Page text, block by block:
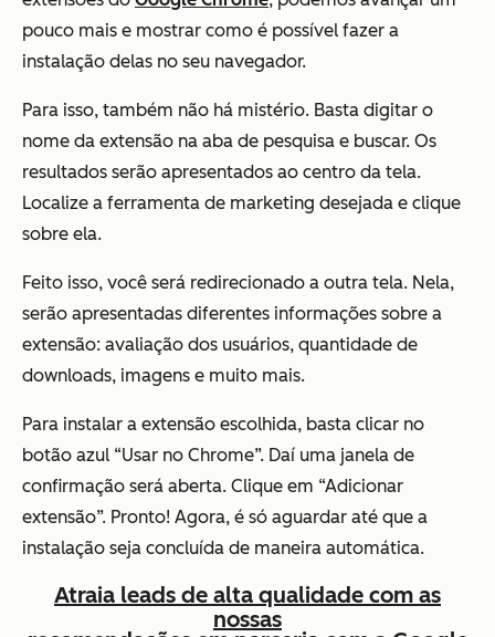
pouco mais e mostrar como é possível fazer a
instalação delas no seu navegador.
Para isso, também não há mistério. Basta digitar o
nome da extensão na aba de pesquisa e buscar. Os
resultados serão apresentados ao centro da tela.
Localize a ferramenta de marketing desejada e clique
sobre ela.
Feito isso, você será redirecionado a outra tela. Nela,
serão apresentadas diferentes informações sobre a
extensão: avaliação dos usuários, quantidade de
downloads, imagens e muito mais.
Para instalar a extensão escolhida, basta clicar no
botão azul “Usar no Chrome”. Daí uma janela de
confirmação será aberta. Clique em “Adicionar
extensão”. Pronto! Agora, é só aguardar até que a
instalação seja concluída de maneira automática.
Atraia leads de alta qualidade com as
nossas